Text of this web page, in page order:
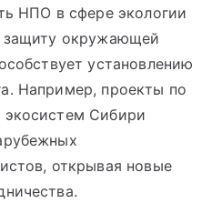
НПО в сфере экологии
защиту окружающей
установлению
Например, проекты по
экосистем Сибири
открывая новые